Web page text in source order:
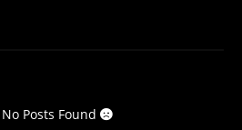
Posts Found